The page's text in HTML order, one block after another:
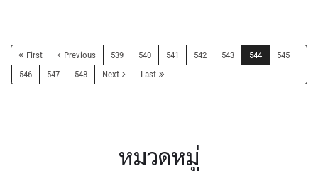
First Previous 539 540 541 542 543 544
545
546
547 548 Next Last
หมวดหมู่